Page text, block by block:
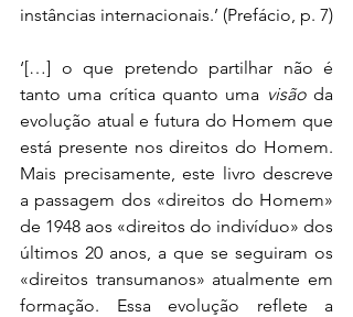
instâncias internacionais.’ (Prefácio, p. 7)
‘[…] o que pretendo partilhar não é
tanto uma crítica quanto uma visão da
evolução atual e futura do Homem que
está presente nos direitos do Homem.
Mais precisamente, este livro descreve
a passagem dos «direitos do Homem»
de 1948 aos «direitos do indivíduo» dos
últimos 20 anos, a que se seguiram os
«direitos transumanos» atualmente em
formação. Essa evolução reflete a